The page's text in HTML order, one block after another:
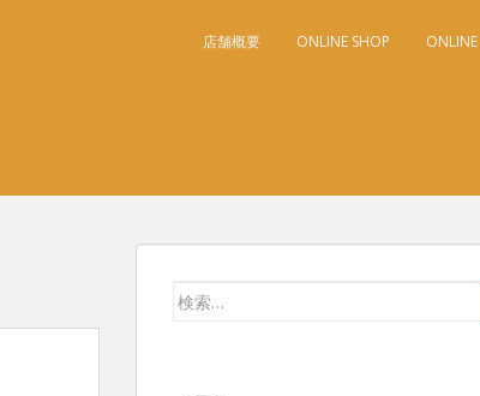
店舗概要 ONLINE SHOP
検